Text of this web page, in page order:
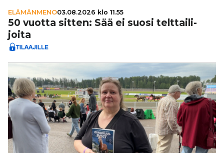
ELÄMÄNMENO03.08.2026 klo 11.55
50 vuotta sitten: Sää ei suosi telt­tai­li­
joita